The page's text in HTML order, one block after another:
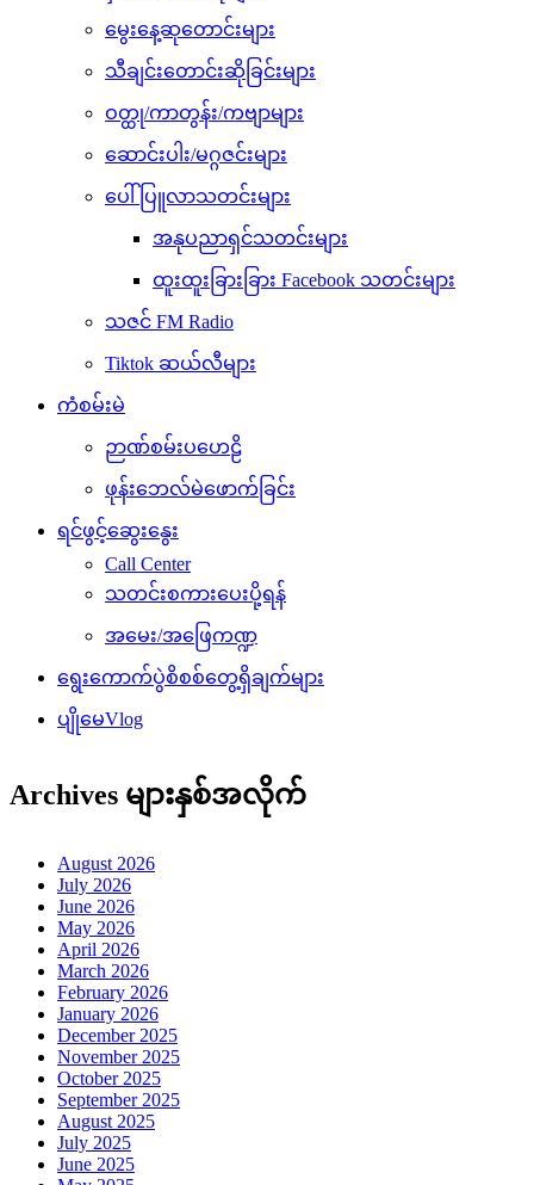
မွေးနေ့ဆုတောင်းများ
သီချင်းတောင်းဆိုခြင်းများ
ဝတ္ထု/ကာတွန်း/ကဗျာများ
ဆောင်းပါး/မဂ္ဂဇင်းများ
ပေါ်ပြူလာသတင်းများ
အနုပညာရှင်သတင်းများ
ထူးထူးခြားခြား Facebook သတင်းများ
သဇင် FM Radio
Tiktok ဆယ်လီများ
ကံစမ်းမဲ
ဉာဏ်စမ်းပဟေဠိ
ဖုန်းဘေလ်မဲဖောက်ခြင်း
ရင်ဖွင့်ဆွေးနွေး
Call Center
သတင်းစကားပေးပို့ရန်
အမေး/အဖြေကဏ္ဍ
ရွေးကောက်ပွဲစိစစ်တွေ့ရှိချက်များ
ပျိုမေVlog
Archives များနှစ်အလိုက်
August 2026
July 2026
June 2026
May 2026
April 2026
March 2026
February 2026
January 2026
December 2025
November 2025
October 2025
September 2025
August 2025
July 2025
June 2025